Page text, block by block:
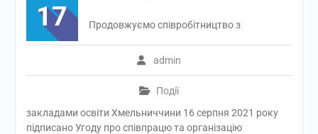
17
admin
Події
Продовжуємо співробітництво з
закладами освіти Хмельниччини 16 серпня 2021 року
підписано Угоду про співпрацю та організацію